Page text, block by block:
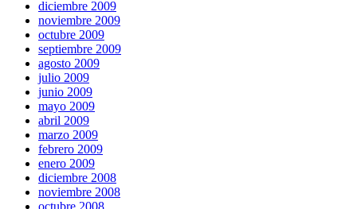
diciembre 2009
noviembre 2009
octubre 2009
septiembre 2009
agosto 2009
julio 2009
junio 2009
mayo 2009
abril 2009
marzo 2009
febrero 2009
enero 2009
diciembre 2008
noviembre 2008
octubre 2008